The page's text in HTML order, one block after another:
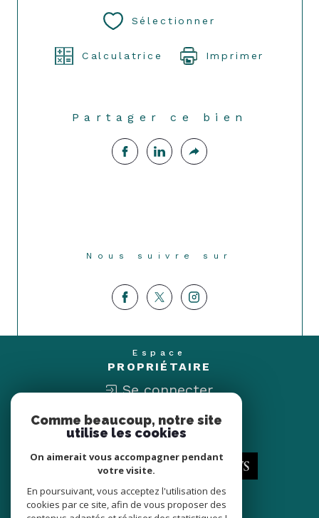
Sélectionner
Calculatrice Imprimer
Partager ce bien
Nous suivre sur
Espace
PROPRIÉTAIRE
Se connecter
Nous
ADHÉRONS
Comme beaucoup, notre site
utilise les cookies
On aimerait vous accompagner pendant
votre visite.
En poursuivant, vous acceptez l'utilisation des
cookies par ce site, afin de vous proposer des